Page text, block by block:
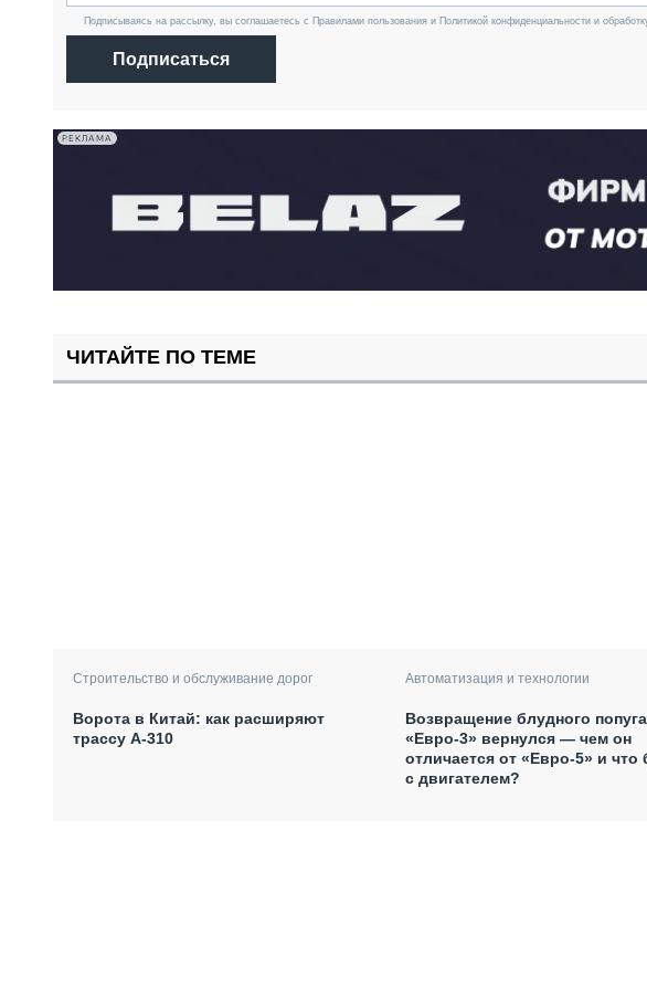
Подписываясь на рассылку, вы соглашаетесь с Правилами пользования и Политикой конфиденциальности и
Подписаться
РЕКЛАМА
ЧИТАЙТЕ ПО ТЕМЕ
Строительство и обслуживание дорог
Ворота в Китай: как расширяют
трассу А-310
Автоматизация и технологии
Возвращение блудного
«Евро-3» вернулся — чем он
отличается от «Евро-5» и что
с двигателем?